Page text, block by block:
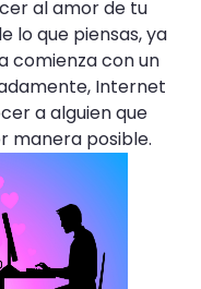
al amor de tu
lo que piensas, ya
comienza con un
Internet
a alguien que
manera posible.